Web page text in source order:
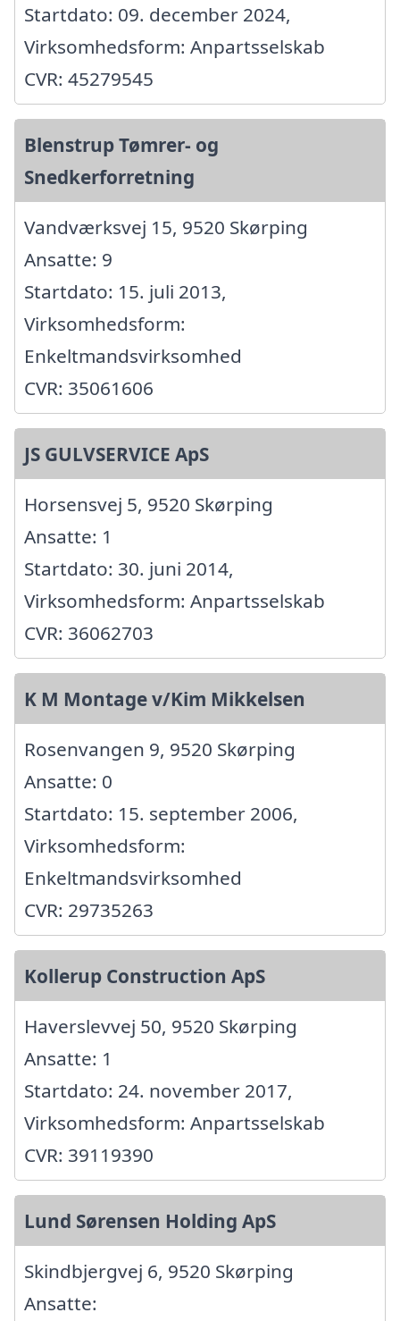
Startdato: 09. december 2024,
Virksomhedsform: Anpartsselskab
CVR: 45279545
Blenstrup Tømrer- og
Snedkerforretning
Vandværksvej 15, 9520 Skørping
Ansatte: 9
Startdato: 15. juli 2013,
Virksomhedsform:
Enkeltmandsvirksomhed
CVR: 35061606
JS GULVSERVICE ApS
Horsensvej 5, 9520 Skørping
Ansatte: 1
Startdato: 30. juni 2014,
Virksomhedsform: Anpartsselskab
CVR: 36062703
K M Montage v/Kim Mikkelsen
Rosenvangen 9, 9520 Skørping
Ansatte: 0
Startdato: 15. september 2006,
Virksomhedsform:
Enkeltmandsvirksomhed
CVR: 29735263
Kollerup Construction ApS
Haverslevvej 50, 9520 Skørping
Ansatte: 1
Startdato: 24. november 2017,
Virksomhedsform: Anpartsselskab
CVR: 39119390
Lund Sørensen Holding ApS
Skindbjergvej 6, 9520 Skørping
Ansatte: